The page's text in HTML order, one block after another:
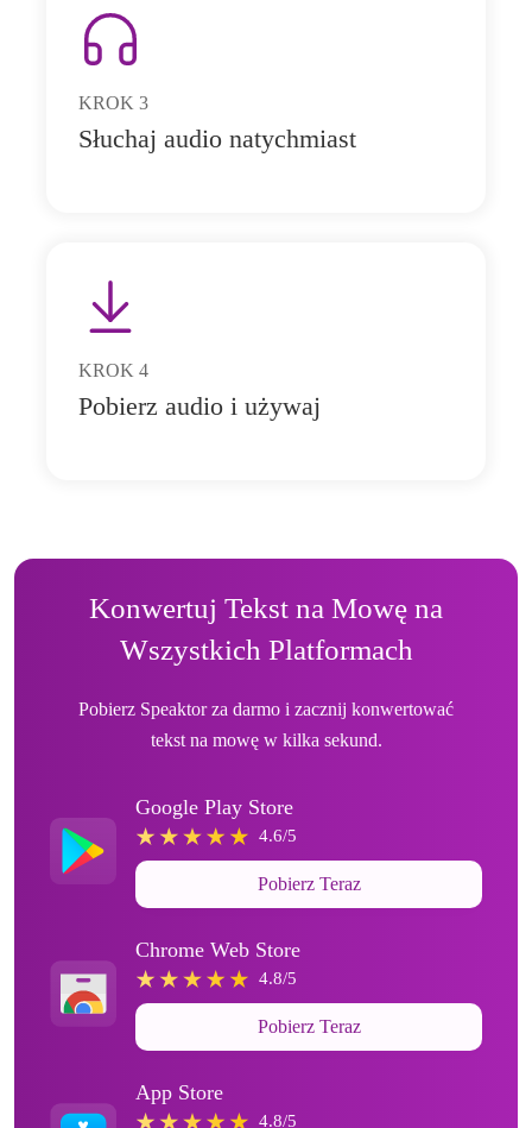
KROK 3
Słuchaj audio natychmiast
KROK 4
Pobierz audio i używaj
Konwertuj Tekst na Mowę na
Wszystkich Platformach
Pobierz Speaktor za darmo i zacznij konwertować
tekst na mowę w kilka sekund.
Google Play Store
4.6/5
Pobierz Teraz
Chrome Web Store
4.8/5
Pobierz Teraz
App Store
4.8/5